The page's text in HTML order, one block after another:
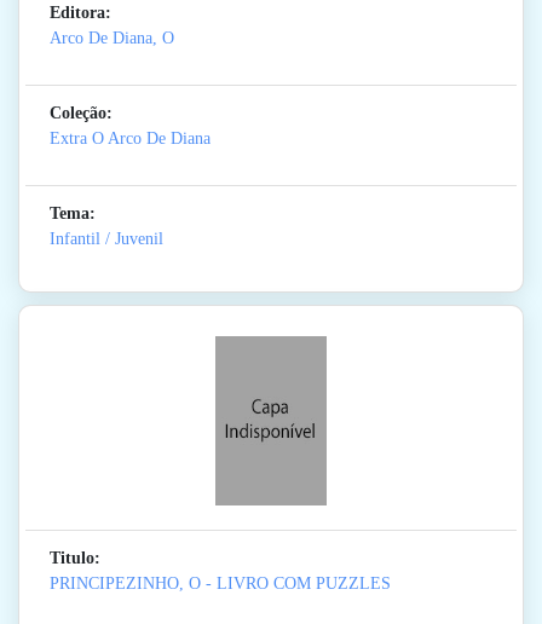
Editora:
Arco De Diana, O
Coleção:
Extra O Arco De Diana
Tema:
Infantil / Juvenil
Titulo:
PRINCIPEZINHO, O - LIVRO COM PUZZLES